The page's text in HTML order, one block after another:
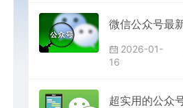
2026-01-
16